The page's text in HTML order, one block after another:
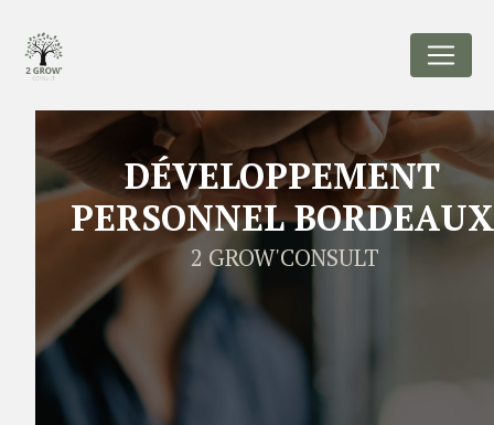
DÉVELOPPEMENT
PERSONNEL BORDEAUX
2 GROW'CONSULT